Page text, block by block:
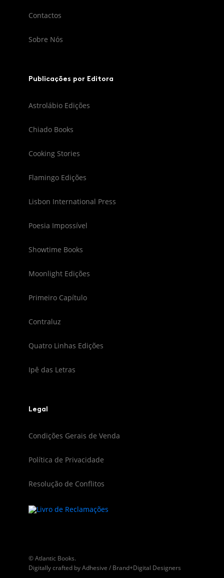
Contactos
Sobre Nós
Publicações por Editora
Astrolábio Edições
Chiado Books
Cooking Stories
Flamingo Edições
Lisbon International Press
Poesia Impossível
Showtime Books
Moonlight Edições
Primeiro Capítulo
Contraluz
Quatro Linhas Edições
Ipê das Letras
Legal
Condições Gerais de Venda
Política de Privacidade
Resolução de Conflitos
© Atlantic Books.
Digitally crafted byAdhesive / Brand+Digital Designers